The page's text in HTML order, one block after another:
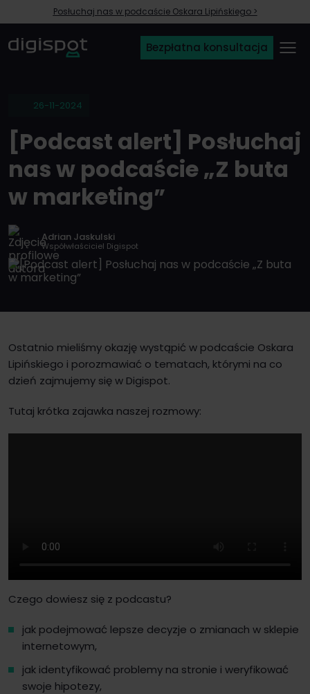
Posłuchaj nas w podcaście Oskara Lipińskiego >
Bezpłatna konsultacja
26-11-2024
[Podcast alert] Posłuchaj
nas w podcaście „Z buta
w marketing”
Adrian Jaskulski
Współwłaściciel Digispot
Ostatnio mieliśmy okazję wystąpić w podcaście Oskara
Lipińskiego i porozmawiać o tematach, którymi na co
dzień zajmujemy się w Digispot.
Tutaj krótka zajawka naszej rozmowy:
Czego dowiesz się z podcastu?
jak podejmować lepsze decyzje o zmianach w sklepie
internetowym,
jak identyfikować problemy na stronie i weryfikować
swoje hipotezy,